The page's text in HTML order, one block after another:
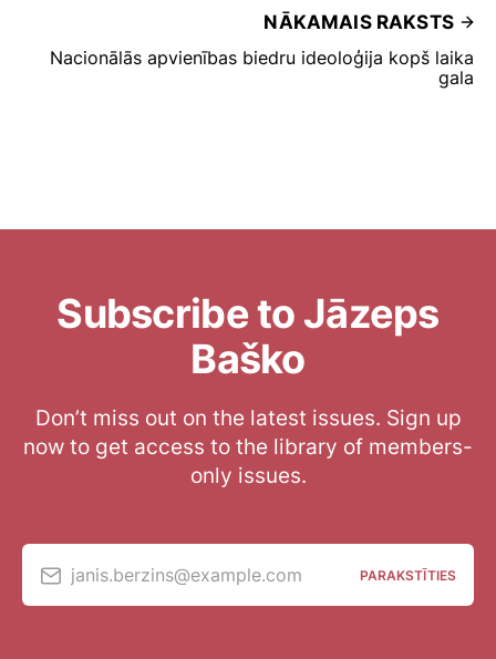
NĀKAMAIS RAKSTS
Nacionālās apvienības biedru ideoloģija kopš laika
gala
Subscribe to Jāzeps
Baško
Don’t miss out on the latest issues. Sign up
now to get access to the library of members-
only issues.
janis.berzins@example.com PARAKSTĪTIES